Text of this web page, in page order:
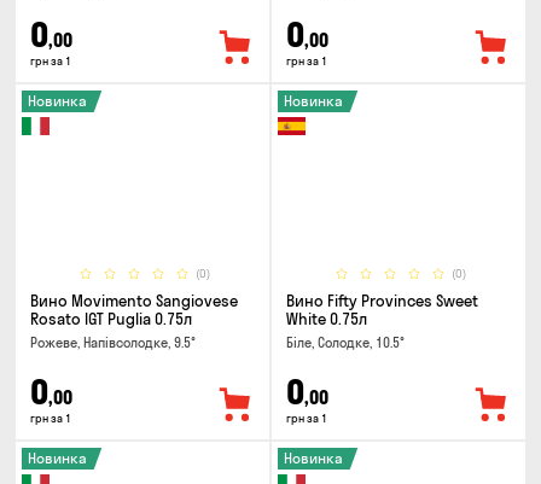
0,00
грн за 1
0,00
грн за 1
(0)
Новинка
Вино Movimento Sangiovese
Rosato IGT Puglia 0.75л
Рожеве, Напівсолодке, 9.5°
0,00
грн за 1
(0)
Новинка
Вино Fifty Provinces Sweet
White 0.75л
Біле, Солодке, 10.5°
0,00
грн за 1
Новинка Новинка